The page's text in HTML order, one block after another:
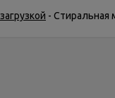
- Стиральная